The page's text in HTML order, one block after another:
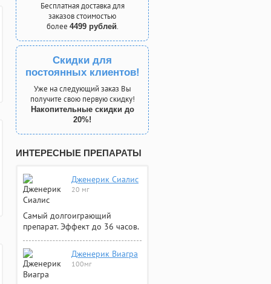
Бесплатная доставка для
заказов стоимостью
более 4499 рублей.
Скидки для
постоянных клиентов!
Уже на следующий заказ Вы
получите свою первую скидку!
Накопительные скидки до
20%!
ИНТЕРЕСНЫЕ ПРЕПАРАТЫ
Дженерик Сиалис
20 мг
Самый долгоиграющий
препарат. Эффект до 36 часов.
Дженерик Виагра
100мг